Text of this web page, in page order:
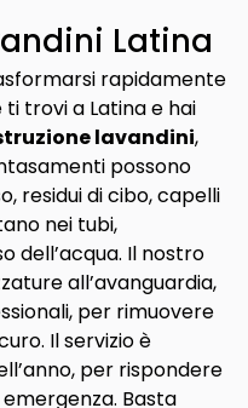
Latina
rapidamente
trovi a Latina e hai
lavandini,
possono
residui di cibo, capelli
nei tubi,
dell’acqua. Il nostro
all’avanguardia,
per rimuovere
Il servizio è
per rispondere
Basta